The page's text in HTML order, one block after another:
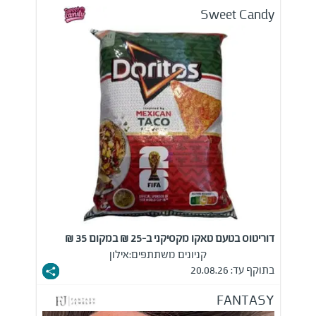
Sweet Candy
דוריטוס בטעם טאקו מקסיקני ב-25 ₪ במקום 35 ₪
קניונים משתתפים:אילון
בתוקף עד: 20.08.26
FANTASY